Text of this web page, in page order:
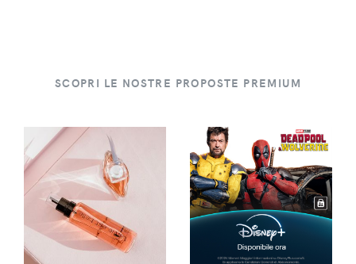
SCOPRI LE NOSTRE PROPOSTE PREMIUM